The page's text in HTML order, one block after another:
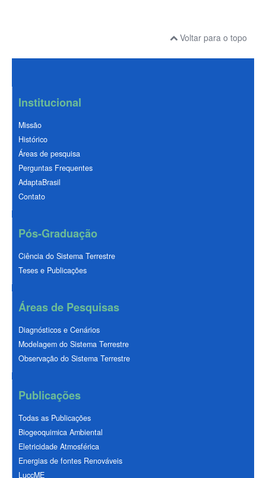
Voltar para o topo
Institucional
Missão
Histórico
Áreas de pesquisa
Perguntas Frequentes
AdaptaBrasil
Contato
Pós-Graduação
Ciência do Sistema Terrestre
Teses e Publicações
Áreas de Pesquisas
Diagnósticos e Cenários
Modelagem do Sistema Terrestre
Observação do Sistema Terrestre
Publicações
Todas as Publicações
Biogeoquimica Ambiental
Eletricidade Atmosférica
Energias de fontes Renováveis
LuccME